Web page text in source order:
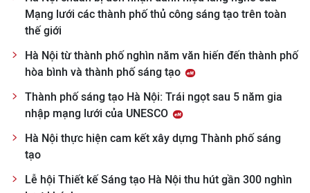
Mạng lưới các thành phố thủ công sáng tạo trên toàn
thế giới
Hà Nội từ thành phố nghìn năm văn hiến đến thành phố
hòa bình và thành phố sáng tạo
Thành phố sáng tạo Hà Nội: Trái ngọt sau 5 năm gia
nhập mạng lưới của UNESCO
Hà Nội thực hiện cam kết xây dựng Thành phố sáng
tạo
Lễ hội Thiết kế Sáng tạo Hà Nội thu hút gần 300 nghìn